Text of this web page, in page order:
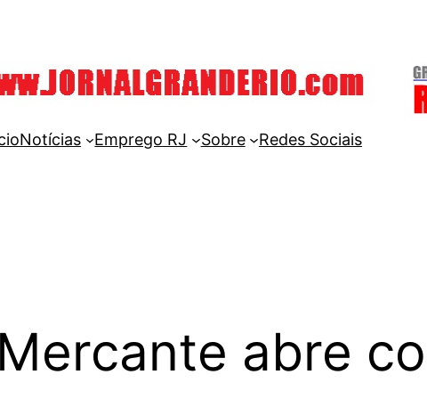
Notícias Emprego RJ Sobre Redes Sociais
abre